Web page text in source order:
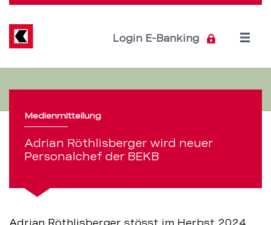
Röthlisberger
wird
neuer
Personalchef
der
Direkt
Inhalt
Login E-Banking
Open
Medienmitteilung
Adrian Röthlisberger wird neuer
Personalchef der BEKB